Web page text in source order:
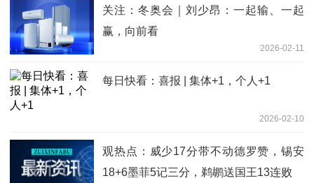
关注：冬奥会｜刘少昂：一起输、一起
赢，向前看
2026-02-11
每日快看：喜报 | 集体+1，个人+1
2026-02-10
观热点：威少17分带不动德罗赞，锡安
18+6墨菲5记三分，鹈鹕送国王13连败